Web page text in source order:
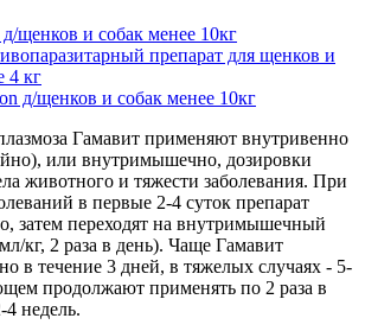
щенков и собак менее 10кг
препарат для щенков и
4 кг
Гамавит применяют внутривенно
или внутримышечно, дозировки
животного и тяжести заболевания. При
в первые 2-4 суток препарат
затем переходят на внутримышечный
кг, 2 раза в день). Чаще Гамавит
в течение 3 дней, в тяжелых случаях - 5-
продолжают применять по 2 раза в
недель.